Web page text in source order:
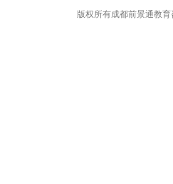
版权所有成都前景通教